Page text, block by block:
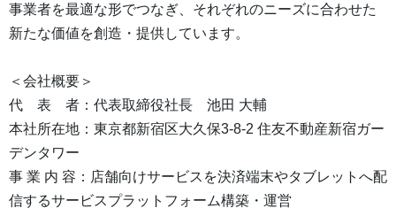
事業者を最適な形でつなぎ、それぞれのニーズに合わせた
新たな価値を創造・提供しています。
＜会社概要＞
代 表 者：代表取締役社長 池田 大輔
本社所在地：東京都新宿区大久保3-8-2 住友不動産新宿ガー
デンタワー
事 業 内 容：店舗向けサービスを決済端末やタブレットへ配
信するサービスプラットフォーム構築・運営